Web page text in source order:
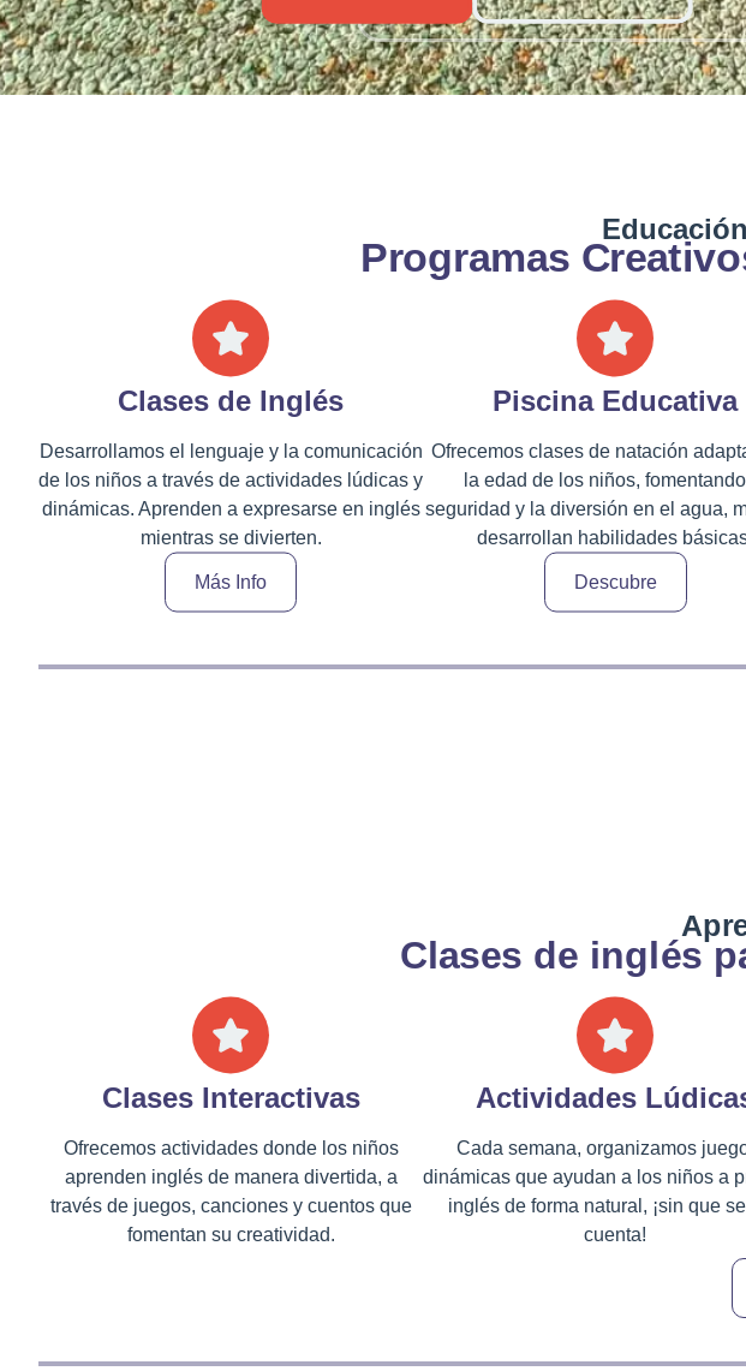
Programas
Clases de Inglés
Desarrollamos el lenguaje y la comunicación
de los niños a través de actividades lúdicas y
dinámicas. Aprenden a expresarse en inglés
mientras se divierten.
Más Info
Piscina Educativa
Ofrecemos clases de natación
la edad de los niños,
seguridad y la diversión en el agua,
desarrollan habilidades
Descubre
Clases de inglés
Clases Interactivas
Ofrecemos actividades donde los niños
aprenden inglés de manera divertida, a
través de juegos, canciones y cuentos que
fomentan su creatividad.
Actividades
Cada semana, organizamos
dinámicas que ayudan a los niños a
inglés de forma natural, ¡sin que
cuenta!